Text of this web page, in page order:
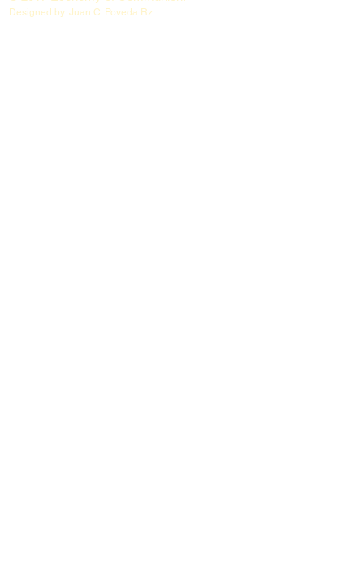
Designed by: Juan C. Poveda Rz